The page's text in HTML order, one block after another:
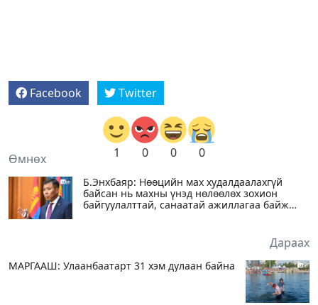
Facebook Twitter
1 0 0 0
Өмнөх
Б.Энхбаяр: Нөөцийн мах худалдаалахгүй
байсан нь махны үнэд нөлөөлөх зохион
байгуулалттай, санаатай ажиллагаа байж
Дараах
МАРГААШ: Улаанбаатарт 31 хэм дулаан байна